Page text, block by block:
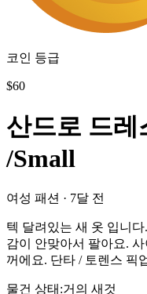
코인 등급
$60
산드로 드레
/Small
여성 패션 · 7달 전
텍 달려있는 새 옷 입니
감이 안맞아서 팔아요.
꺼에요. 단타 / 토렌스 픽
물건 상태 :거의 새것